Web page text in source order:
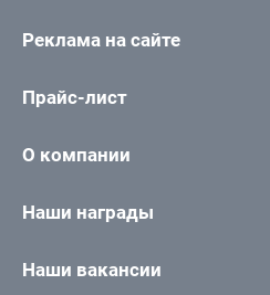
Реклама на сайте
Прайс-лист
О компании
Наши награды
Наши вакансии